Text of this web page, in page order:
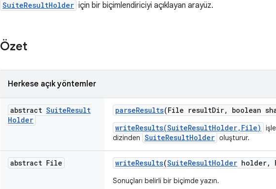
SuiteResultHolder için bir biçimlendiriciyi açıklayan arayüz.
Özet
Herkese açık yöntemler
abstract SuiteResult
Holder
parseResults(File resultDir,
boolean
writeResults(SuiteResultHolder,File)
dizinden SuiteResultHolder oluşturur.
abstract File writeResults(SuiteResultHolder holder,
Sonuçları belirli bir biçimde yazın.